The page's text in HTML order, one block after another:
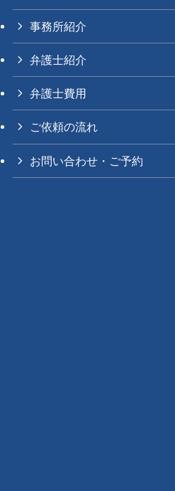
事務所紹介
弁護士紹介
弁護士費用
ご依頼の流れ
お問い合わせ・ご予約